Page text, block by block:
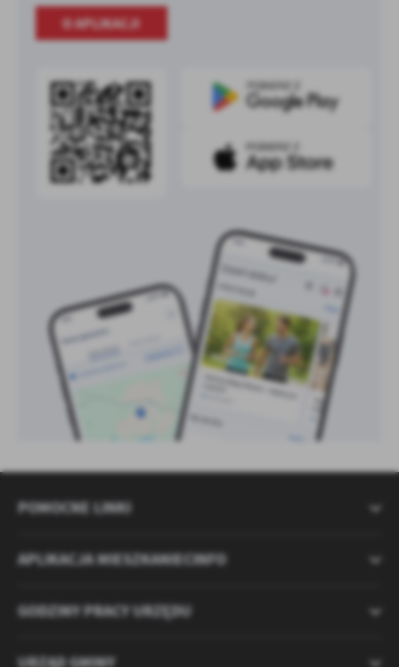
O APLIKACJI
POMOCNE LINKI
APLIKACJA MIESZKANIECINFO
GODZINY PRACY URZĘDU